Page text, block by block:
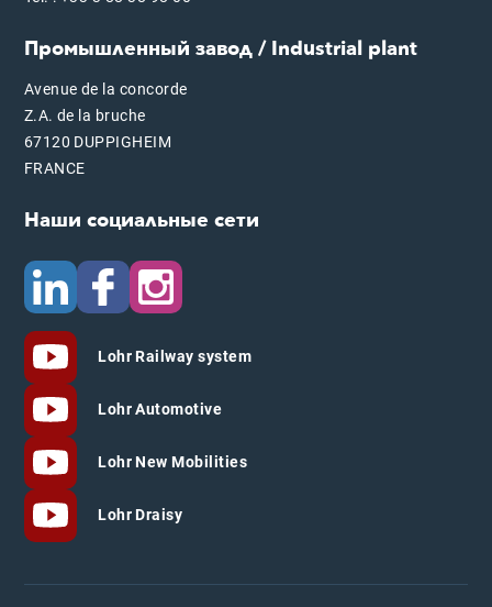
Промышленный завод / Industrial plant
Avenue de la concorde
Z.A. de la bruche
67120 DUPPIGHEIM
FRANCE
Наши социальные сети
Lohr Railway system
Lohr Automotive
Lohr New Mobilities
Lohr Draisy